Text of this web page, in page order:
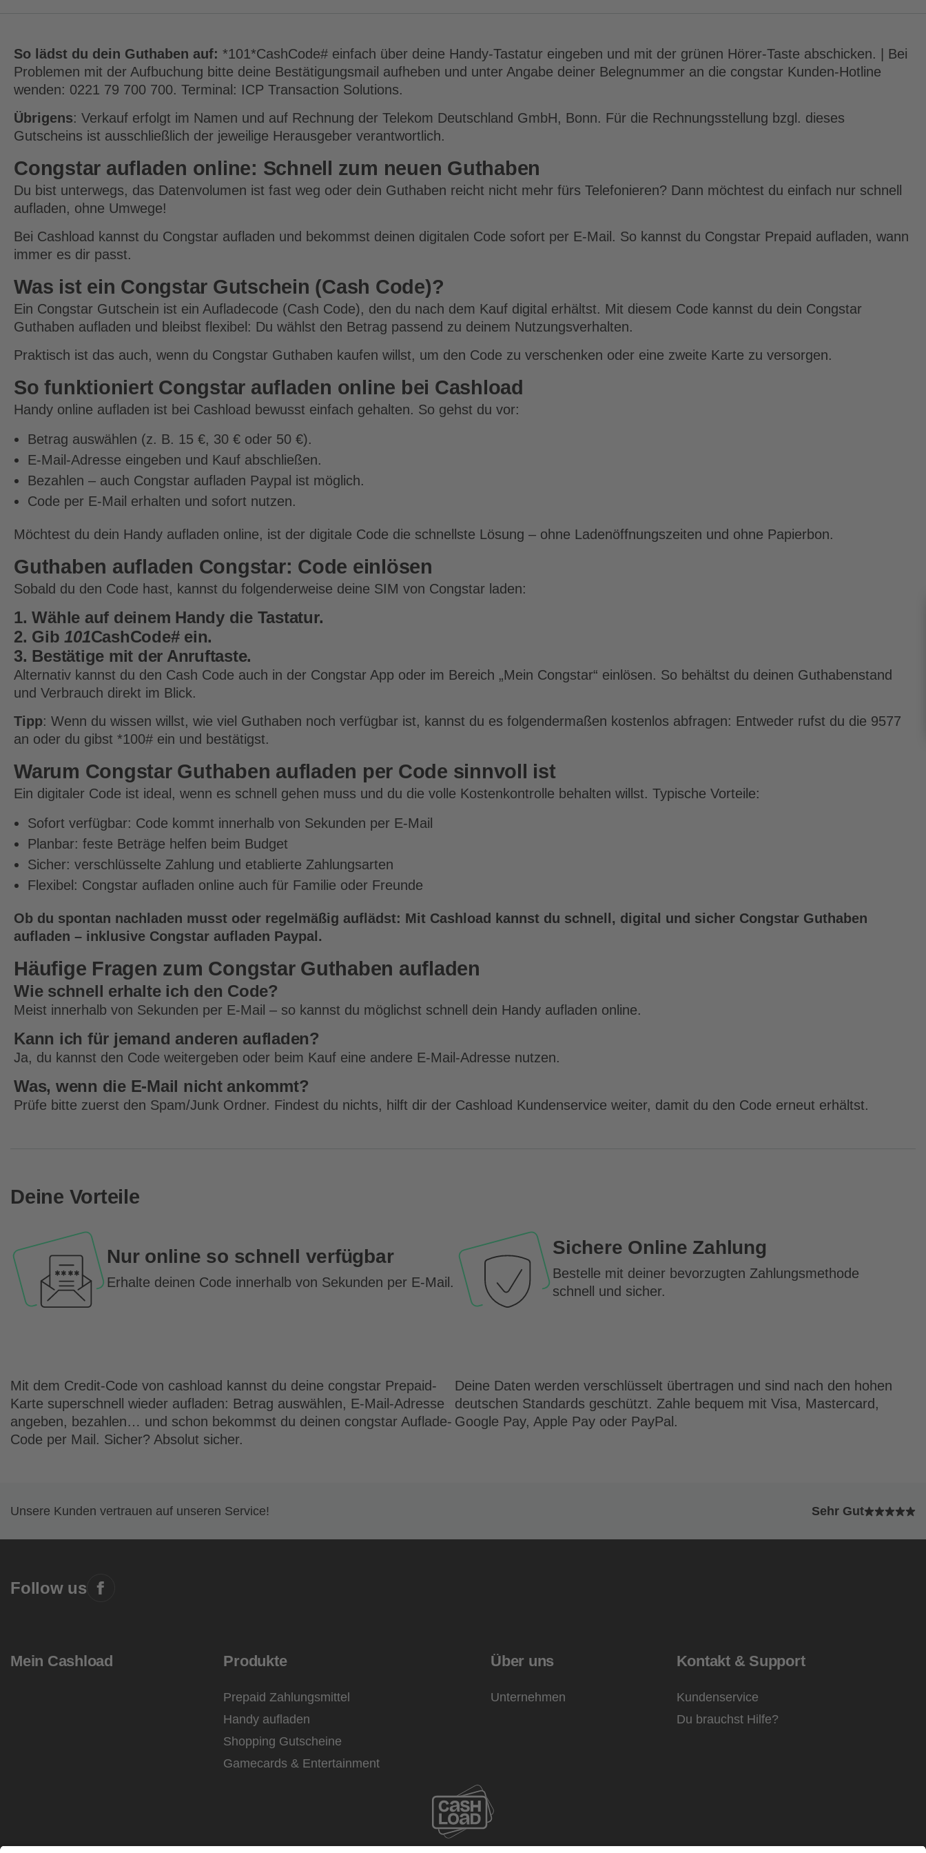
So lädst du dein Guthaben auf: *101*CashCode# einfach über deine Handy-Tastatur eingeben und mit der grünen Hörer-Taste abschicken. | Bei
Problemen mit der Aufbuchung bitte deine Bestätigungsmail aufheben und unter Angabe deiner Belegnummer an die congstar Kunden-Hotline
wenden: 0221 79 700 700. Terminal: ICP Transaction Solutions.
Übrigens: Verkauf erfolgt im Namen und auf Rechnung der Telekom Deutschland GmbH, Bonn. Für die Rechnungsstellung bzgl. dieses
Gutscheins ist ausschließlich der jeweilige Herausgeber verantwortlich.
Congstar aufladen online: Schnell zum neuen Guthaben
Du bist unterwegs, das Datenvolumen ist fast weg oder dein Guthaben reicht nicht mehr fürs Telefonieren? Dann möchtest du einfach nur schnell
aufladen, ohne Umwege!
Bei Cashload kannst du Congstar aufladen und bekommst deinen digitalen Code sofort per E-Mail. So kannst du Congstar Prepaid aufladen, wann
immer es dir passt.
Was ist ein Congstar Gutschein (Cash Code)?
Ein Congstar Gutschein ist ein Aufladecode (Cash Code), den du nach dem Kauf digital erhältst. Mit diesem Code kannst du dein Congstar
Guthaben aufladen und bleibst flexibel: Du wählst den Betrag passend zu deinem Nutzungsverhalten.
Praktisch ist das auch, wenn du Congstar Guthaben kaufen willst, um den Code zu verschenken oder eine zweite Karte zu versorgen.
So funktioniert Congstar aufladen online bei Cashload
Handy online aufladen ist bei Cashload bewusst einfach gehalten. So gehst du vor:
Betrag auswählen (z. B. 15 €, 30 € oder 50 €).
E-Mail-Adresse eingeben und Kauf abschließen.
Bezahlen – auch Congstar aufladen Paypal ist möglich.
Code per E-Mail erhalten und sofort nutzen.
Möchtest du dein Handy aufladen online, ist der digitale Code die schnellste Lösung – ohne Ladenöffnungszeiten und ohne Papierbon.
Guthaben aufladen Congstar: Code einlösen
Sobald du den Code hast, kannst du folgenderweise deine SIM von Congstar laden:
1. Wähle auf deinem Handy die Tastatur.
2. Gib101CashCode# ein.
3. Bestätige mit der Anruftaste.
Alternativ kannst du den Cash Code auch in der Congstar App oder im Bereich „Mein Congstar“ einlösen. So behältst du deinen Guthabenstand
und Verbrauch direkt im Blick.
Tipp: Wenn du wissen willst, wie viel Guthaben noch verfügbar ist, kannst du es folgendermaßen kostenlos abfragen: Entweder rufst du die 9577
an oder du gibst *100# ein und bestätigst.
Warum Congstar Guthaben aufladen per Code sinnvoll ist
Ein digitaler Code ist ideal, wenn es schnell gehen muss und du die volle Kostenkontrolle behalten willst. Typische Vorteile:
Sofort verfügbar: Code kommt innerhalb von Sekunden per E-Mail
Planbar: feste Beträge helfen beim Budget
Sicher: verschlüsselte Zahlung und etablierte Zahlungsarten
Flexibel: Congstar aufladen online auch für Familie oder Freunde
Ob du spontan nachladen musst oder regelmäßig auflädst: Mit Cashload kannst du schnell, digital und sicher Congstar Guthaben
aufladen – inklusive Congstar aufladen Paypal.
Häufige Fragen zum Congstar Guthaben aufladen
Wie schnell erhalte ich den Code?
Meist innerhalb von Sekunden per E-Mail – so kannst du möglichst schnell dein Handy aufladen online.
Kann ich für jemand anderen aufladen?
Ja, du kannst den Code weitergeben oder beim Kauf eine andere E-Mail-Adresse nutzen.
Was, wenn die E-Mail nicht ankommt?
Prüfe bitte zuerst den Spam/Junk Ordner. Findest du nichts, hilft dir der Cashload Kundenservice weiter, damit du den Code erneut erhältst.
Deine Vorteile
Nur online so schnell verfügbar
Erhalte deinen Code innerhalb von Sekunden per E-Mail.
Sichere Online Zahlung
Bestelle mit deiner bevorzugten Zahlungsmethode
schnell und sicher.
Mit dem Credit-Code von cashload kannst du deine congstar Prepaid-
Karte superschnell wieder aufladen: Betrag auswählen, E-Mail-Adresse
angeben, bezahlen… und schon bekommst du deinen congstar Auflade-
Code per Mail. Sicher? Absolut sicher.
Deine Daten werden verschlüsselt übertragen und sind nach den hohen
deutschen Standards geschützt. Zahle bequem mit Visa, Mastercard,
Google Pay, Apple Pay oder PayPal.
Unsere Kunden vertrauen auf unseren Service! Sehr Gut
Follow us
Mein Cashload Produkte
Prepaid Zahlungsmittel
Handy aufladen
Shopping Gutscheine
Gamecards & Entertainment
Über uns
Unternehmen
Kontakt & Support
Kundenservice
Du brauchst Hilfe?